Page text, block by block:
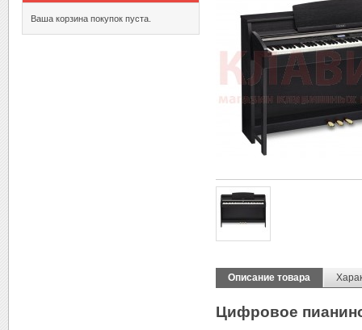
Описание товара
Цифровое
Ваша корзина покупок пуста.